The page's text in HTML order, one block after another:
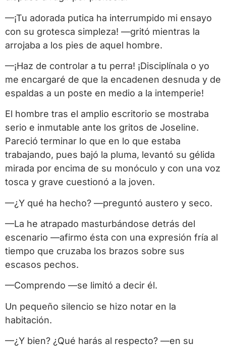
—¡Tu adorada putica ha interrumpido mi ensayo
con su grotesca simpleza! —gritó mientras la
arrojaba a los pies de aquel hombre.
—¡Haz de controlar a tu perra! ¡Disciplínala o yo
me encargaré de que la encadenen desnuda y de
espaldas a un poste en medio a la intemperie!
El hombre tras el amplio escritorio se mostraba
serio e inmutable ante los gritos de Joseline.
Pareció terminar lo que en lo que estaba
trabajando, pues bajó la pluma, levantó su gélida
mirada por encima de su monóculo y con una voz
tosca y grave cuestionó a la joven.
—¿Y qué ha hecho? —preguntó austero y seco.
—La he atrapado masturbándose detrás del
escenario —afirmo ésta con una expresión fría al
tiempo que cruzaba los brazos sobre sus
escasos pechos.
—Comprendo —se limitó a decir él.
Un pequeño silencio se hizo notar en la
habitación.
—¿Y bien? ¿Qué harás al respecto? —en su